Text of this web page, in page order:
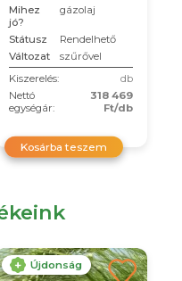
Mihez
jó?
gázolaj
Státusz
Rendelhető
Változat
szűrővel
Kiszerelés:
db
Nettó
egységár:
318 469
Ft/db
Kosárba teszem
Újdonság